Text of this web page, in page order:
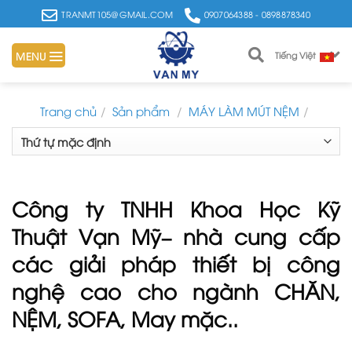
to
content
TRANMT105@GMAIL.COM 0907064388 - 0898878340
MENU Tiếng Việt
Trang chủ / Sản phẩm / MÁY LÀM MÚT NỆM /
Công ty TNHH Khoa Học Kỹ
Thuật Vạn Mỹ– nhà cung cấp
các giải pháp thiết bị công
nghệ cao cho ngành CHĂN,
NỆM, SOFA, May mặc..